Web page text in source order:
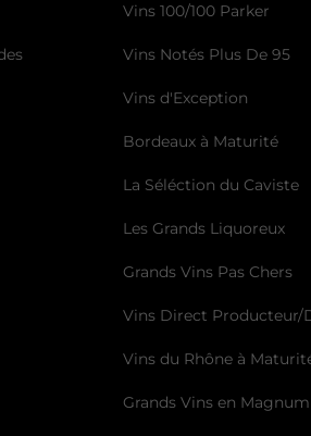
Vins 100/100 Parker
Vins Notés Plus De 95
Vins d'Exception
Bordeaux à Maturité
La Séléction du Caviste
Les Grands Liquoreux
Grands Vins Pas Chers
Vins Direct Producteur/
Vins du Rhône à
Grands Vins en Magnum